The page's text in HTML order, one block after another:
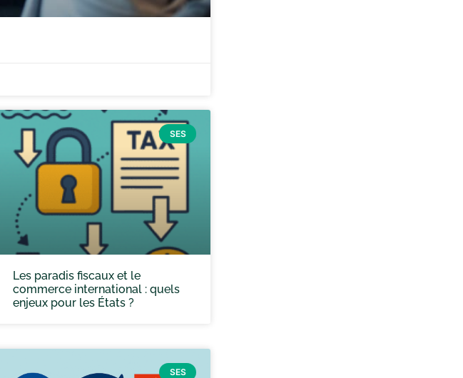
SES
Les paradis fiscaux et le
commerce international : quels
enjeux pour les États ?
SES